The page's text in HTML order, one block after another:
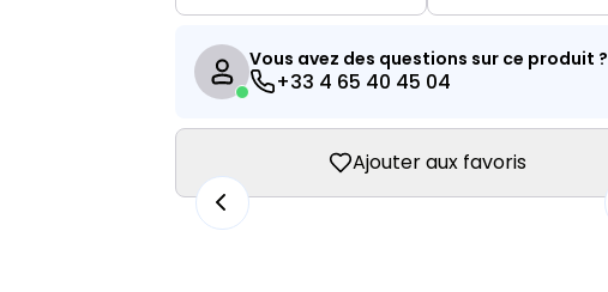
Vous avez des questions sur ce produit ?
+33 4 65 40 45 04
Ajouter aux favoris